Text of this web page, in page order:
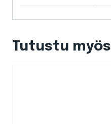
Tutustu myös